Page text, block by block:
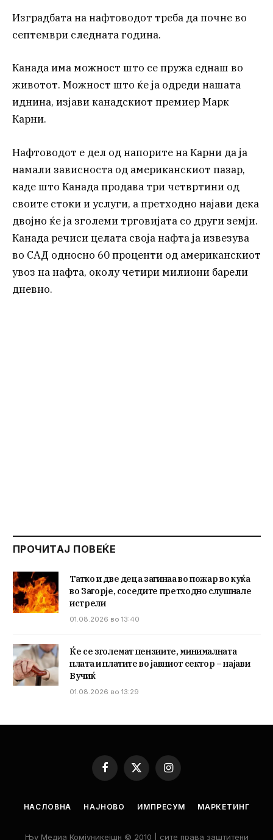
Изградбата на нафтоводот треба да почне во
септември следната година.
Канада има можност што се пружа еднаш во
животот. Можност што ќе ја одреди нашата
иднина, изјави канадскиот премиер Марк
Карни.
Нафтоводот е дел од напорите на Карни да ја
намали зависноста од американскиот пазар,
каде што Канада продава три четвртини од
своите стоки и услуги, а претходно најави дека
двојно ќе ја зголеми трговијата со други земји.
Канада речиси целата своја нафта ја извезува
во САД односно 60 проценти од американскиот
увоз на нафта, околу четири милиони барели
дневно.
ПРОЧИТАЈ ПОВЕЌЕ
Татко и две деца загинаа во пожар во куќа
во Загорје, соседите претходно слушнале
истрели
01.08.2026 во 13:40
Ќе се зголемат пензиите, минималната
плата и платите во јавниот сектор – најави
Вучиќ
01.08.2026 во 13:29
Facebook
X
(Twitter)
Instagram
НАСЛОВНА НАЈНОВО ИМПРЕСУМ МАРКЕТИНГ
Њу Медиа Комјуникејшн © 2010 | сите права заштитени